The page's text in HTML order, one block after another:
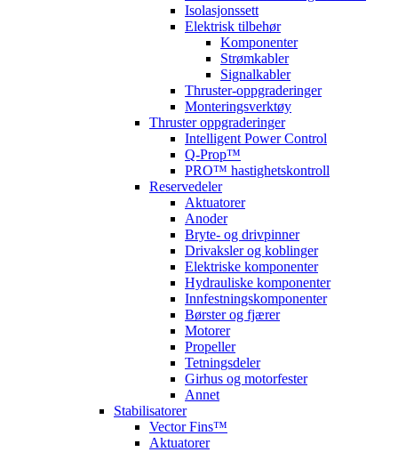
Isolasjonssett
Elektrisk tilbehør
Komponenter
Strømkabler
Signalkabler
Thruster-oppgraderinger
Monteringsverktøy
Thruster oppgraderinger
Intelligent Power Control
Q-Prop™
PRO™ hastighetskontroll
Reservedeler
Aktuatorer
Anoder
Bryte- og drivpinner
Drivaksler og koblinger
Elektriske komponenter
Hydrauliske komponenter
Innfestningskomponenter
Børster og fjærer
Motorer
Propeller
Tetningsdeler
Girhus og motorfester
Annet
Stabilisatorer
Vector Fins™
Aktuatorer